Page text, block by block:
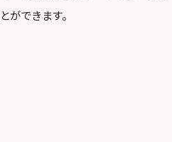
ができます。